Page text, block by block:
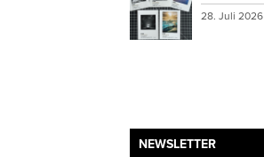
28. Juli 2026
NEWSLETTER